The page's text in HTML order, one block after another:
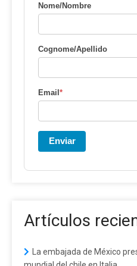
Nome/Nombre
Cognome/Apellido
Email*
Enviar
Artículos
La embajada de México